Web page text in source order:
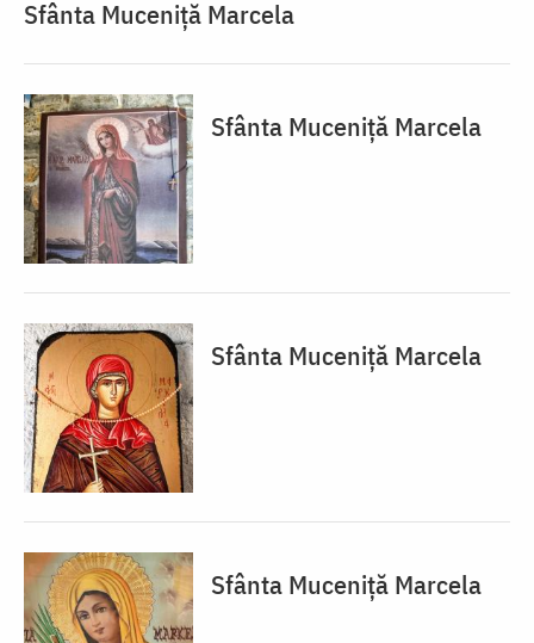
Sfânta Muceniță Marcela
Sfânta Muceniță Marcela
Sfânta Muceniță Marcela
Sfânta Muceniță Marcela